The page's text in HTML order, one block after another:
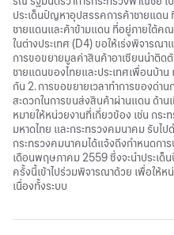
ประเด็นปัญหาอุปสรรคการค้าชายแดน
ชายแดนและค้าข้ามแดน ที่อยู่ภายใต้ค
ในต่างประเทศ (D4) ขอให้เร่งพิจารณ
การขอขยายมูลค่าสินค้าอาเซียนนำติด
ชายแดนของไทยและประเทศเพื่อนบ้าน
กัน 2. การขอขยายเวลาทำการของด่า
สะดวกในการขนส่งสินค้าผ่านแดน ด้า
หมายให้หน่วยงานที่เกี่ยวข้อง เช่น กร
มหาดไทย และกระทรวงคมนาคม รับไ
กระทรวงคมนาคมได้แจ้งถึงกำหนดกา
เดือนพฤษภาคม 2559 ซึ่งจะนำประเด็
ครั้งนี้เข้าไปร่วมพิจารณาด้วย เพื่อให้
เนื่องทั้งระบบ